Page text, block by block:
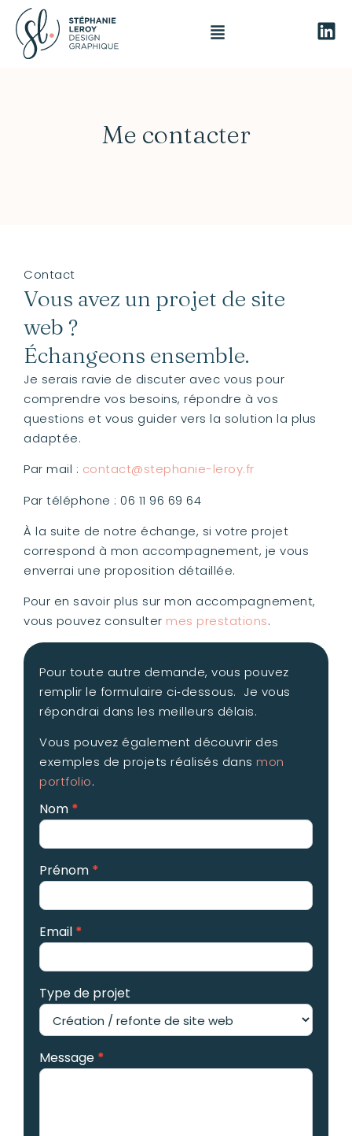
Me contacter
Contact
Vous avez un projet de site
web ?
Échangeons ensemble.
Je serais ravie de discuter avec vous pour
comprendre vos besoins, répondre à vos
questions et vous guider vers la solution la plus
adaptée.
Par mail : contact@stephanie-leroy.fr
Par téléphone : 06 11 96 69 64
À la suite de notre échange, si votre projet
correspond à mon accompagnement, je vous
enverrai une proposition détaillée.
Pour en savoir plus sur mon accompagnement,
vous pouvez consulter mes prestations.
Pour toute autre demande, vous pouvez
remplir le formulaire ci‑dessous. Je vous
répondrai dans les meilleurs délais.
Vous pouvez également découvrir des
exemples de projets réalisés dans mon
portfolio.
Contact
Nom *
Prénom *
Email *
Type de projet
Message *